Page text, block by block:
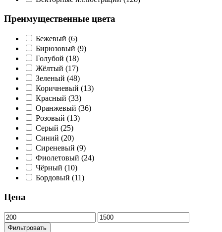
Преимущественные цвета
Бежевый (6)
Бирюзовый (9)
Голубой (18)
Жёлтый (17)
Зеленый (48)
Коричневый (13)
Красный (33)
Оранжевый (36)
Розовый (13)
Серый (25)
Синий (20)
Сиреневый (9)
Фиолетовый (24)
Чёрный (10)
Бордовый (11)
Цена
Минимальная
цена
Максимальная
цена
Фильтровать